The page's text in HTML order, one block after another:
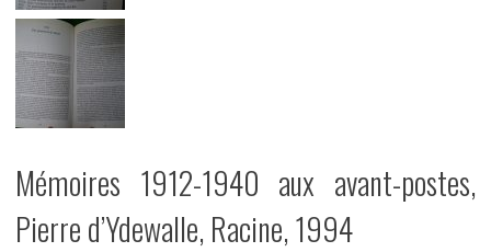
Mémoires 1912-1940 aux avant-postes,
Pierre d’Ydewalle, Racine, 1994